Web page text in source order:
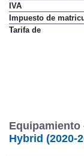
IVA
Impuesto de
Tarifa de
Equipamiento
Hybrid (2020-